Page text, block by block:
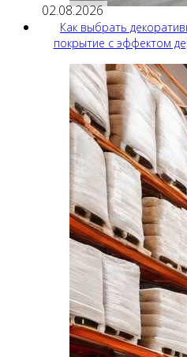
02.08.2026
Как выбрать
покрытие с эффектом